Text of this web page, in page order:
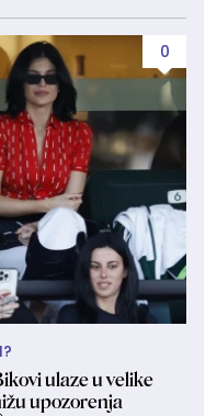
0
ulaze u velike
upozorenja